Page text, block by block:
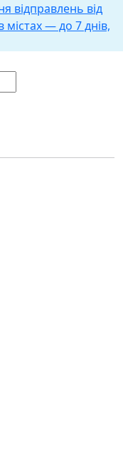
відправлень від
містах — до 7 днів,